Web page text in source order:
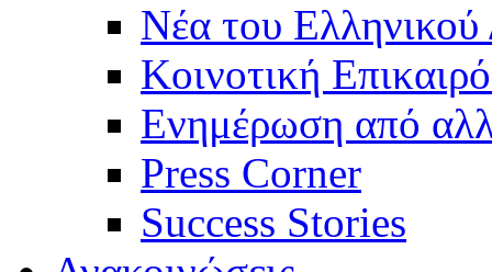
Νέα του Ελληνικού
Κοινοτική
Ενημέρωση από
Press Corner
Success Stories